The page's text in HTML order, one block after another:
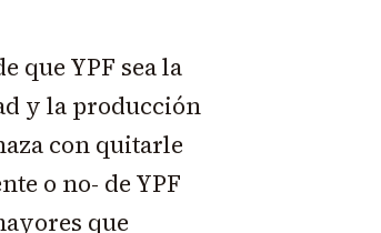
que YPF sea la
y la producción
con quitarle
o no- de YPF
que